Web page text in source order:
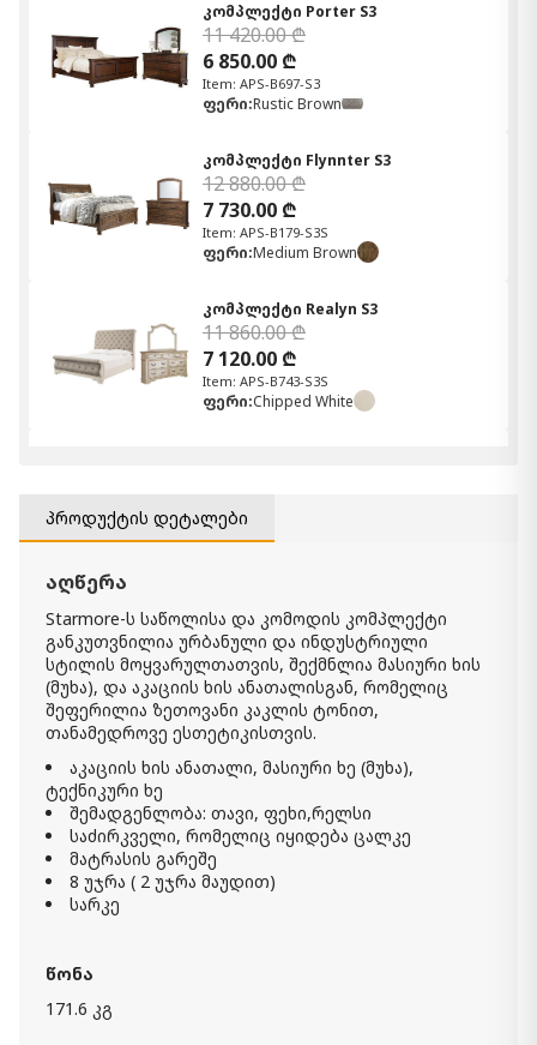
კომპლექტი Porter S3
11 420.00 ₾
6 850.00 ₾
Item: APS-B697-S3
ფერი:Rustic Brown
კომპლექტი Flynnter S3
12 880.00 ₾
7 730.00 ₾
Item: APS-B179-S3S
ფერი:Medium Brown
კომპლექტი Realyn S3
11 860.00 ₾
7 120.00 ₾
Item: APS-B743-S3S
ფერი:Chipped White
6 410.00 ₾
Item: APS-B697-S2
7 150.00 ₾
4 290.00 ₾
Item: APS-B633-S3
ფერი:Brown
კომპლექტი Realyn S2
10 580.00 ₾
6 350.00 ₾
Item: APS-B743-S2
ფერი:Chipped White
პროდუქტის დეტალები
აღწერა
Starmore-ს საწოლისა და კომოდის კომპლექტი
განკუთვნილია ურბანული და ინდუსტრიული
სტილის მოყვარულთათვის, შექმნლია მასიური ხის
(მუხა), და აკაციის ხის ანათალისგან, რომელიც
შეფერილია ზეთოვანი კაკლის ტონით,
თანამედროვე ესთეტიკისთვის.
აკაციის ხის ანათალი, მასიური ხე (მუხა),
ტექნიკური ხე
შემადგენლობა: თავი, ფეხი,რელსი
საძირკველი, რომელიც იყიდება ცალკე
მატრასის გარეშე
8 უჯრა ( 2 უჯრა მაუდით)
სარკე
წონა
171.6 კგ